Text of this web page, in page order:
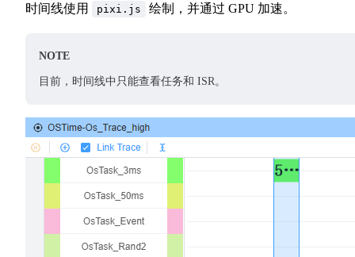
时间线使用 pixi.js 绘制，并通过 GPU 加速。
NOTE
目前，时间线中只能查看任务和 ISR。